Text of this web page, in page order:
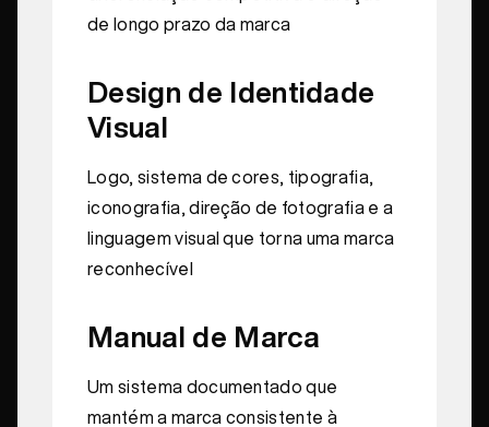
de longo prazo da marca
Design de Identidade
Visual
Logo, sistema de cores, tipografia,
iconografia, direção de fotografia e a
linguagem visual que torna uma marca
reconhecível
Manual de Marca
Um sistema documentado que
mantém a marca consistente à